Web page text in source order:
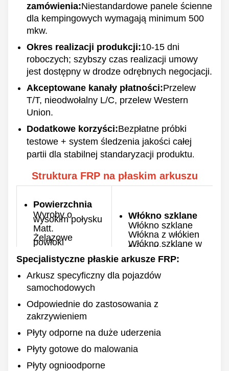
zamówienia:Niestandardowe panele ścienne
dla kempingowych wymagają minimum 500
mkw.
Okres realizacji produkcji:10-15 dni
roboczych; szybszy czas realizacji umowy
jest dostępny w drodze odrębnych negocjacji.
Akceptowane kanały płatności:Przelew
T/T, nieodwołalny L/C, przelew Western
Union.
Dodatkowe korzyści:Bezpłatne próbki
testowe + system śledzenia jakości całej
partii dla stabilnej standaryzacji produktu.
Struktura FRP na płaskim arkuszu
Powierzchnia
Wyroby o
wysokim połysku
Matt.
Żelazowe
powłoki
powłoka
Kolor
Zindywidualizowane
Strona tylna
Gładki
Brutalny
Włókno szklane
Włókno szklane
Włókna z włókien
Włókno szklane w
filcie i tkanina
Gęstość
00,8-10 mm
Długość
Specjalistyczne płaskie arkusze FRP:
Arkusz specyficzny dla pojazdów
samochodowych
Odpowiednie do zastosowania z
zakrzywieniem
Płyty odporne na duże uderzenia
Płyty gotowe do malowania
Płyty ognioodporne